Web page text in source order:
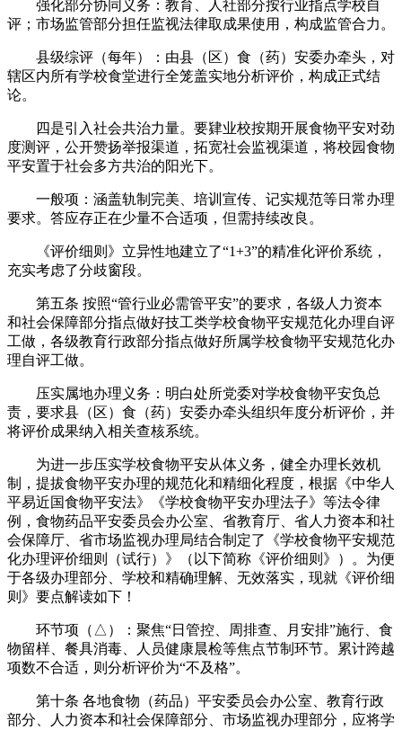
强化部分协同义务：教育、人社部分按行业指点学校自
评；市场监管部分担任监视法律取成果使用，构成监管合力。
县级综评（每年）：由县（区）食（药）安委办牵头，对
辖区内所有学校食堂进行全笼盖实地分析评价，构成正式结
论。
四是引入社会共治力量。要肄业校按期开展食物平安对劲
度测评，公开赞扬举报渠道，拓宽社会监视渠道，将校园食物
平安置于社会多方共治的阳光下。
一般项：涵盖轨制完美、培训宣传、记实规范等日常办理
要求。答应存正在少量不合适项，但需持续改良。
《评价细则》立异性地建立了“1+3”的精准化评价系统，
充实考虑了分歧窗段。
第五条 按照“管行业必需管平安”的要求，各级人力资本
和社会保障部分指点做好技工类学校食物平安规范化办理自评
工做，各级教育行政部分指点做好所属学校食物平安规范化办
理自评工做。
压实属地办理义务：明白处所党委对学校食物平安负总
责，要求县（区）食（药）安委办牵头组织年度分析评价，并
将评价成果纳入相关查核系统。
为进一步压实学校食物平安从体义务，健全办理长效机
制，提拔食物平安办理的规范化和精细化程度，根据《中华人
平易近国食物平安法》《学校食物平安办理法子》等法令律
例，食物药品平安委员会办公室、省教育厅、省人力资本和社
会保障厅、省市场监视办理局结合制定了《学校食物平安规范
化办理评价细则（试行）》（以下简称《评价细则》）。为便
于各级办理部分、学校和精确理解、无效落实，现就《评价细
则》要点解读如下！
环节项（△）：聚焦“日管控、周排查、月安排”施行、食
物留样、餐具消毒、人员健康晨检等焦点节制环节。累计跨越
项数不合适，则分析评价为“不及格”。
第十条 各地食物（药品）平安委员会办公室、教育行政
部分、人力资本和社会保障部分、市场监视办理部分，应将学